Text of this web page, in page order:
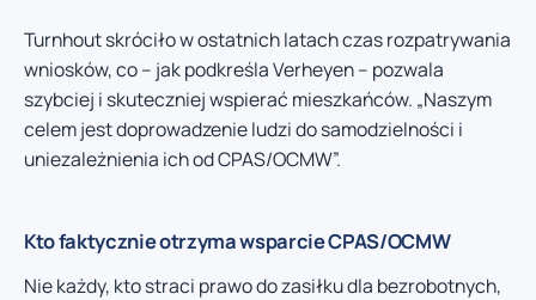
Turnhout skróciło w ostatnich latach czas rozpatrywania
wniosków, co – jak podkreśla Verheyen – pozwala
szybciej i skuteczniej wspierać mieszkańców. „Naszym
celem jest doprowadzenie ludzi do samodzielności i
uniezależnienia ich od CPAS/OCMW”.
Kto faktycznie otrzyma wsparcie CPAS/OCMW
Nie każdy, kto straci prawo do zasiłku dla bezrobotnych,